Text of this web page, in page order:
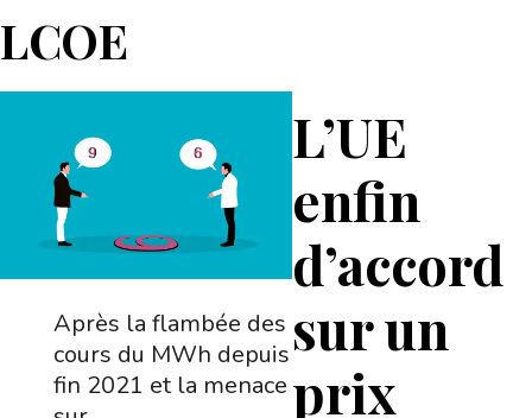
LCOE
L’UE
enfin
d’accord
sur un
prix
Après la flambée des
cours du MWh depuis
fin 2021 et la menace